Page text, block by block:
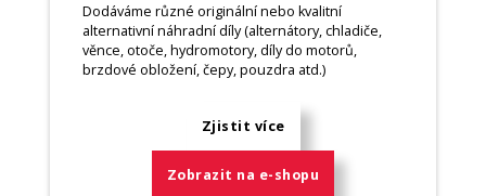
Dodáváme různé originální nebo kvalitní
alternativní náhradní díly (alternátory, chladiče,
věnce, otoče, hydromotory, díly do motorů,
brzdové obložení, čepy, pouzdra atd.)
Zjistit více
Zobrazit na e-shopu